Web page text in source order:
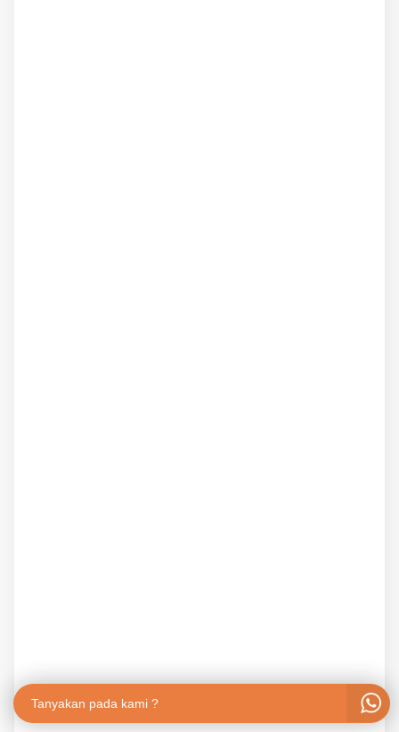
Tanyakan pada kami ?